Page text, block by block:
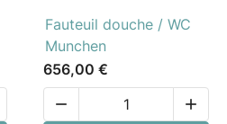
Fauteuil douche / WC
Munchen
656,00 €

